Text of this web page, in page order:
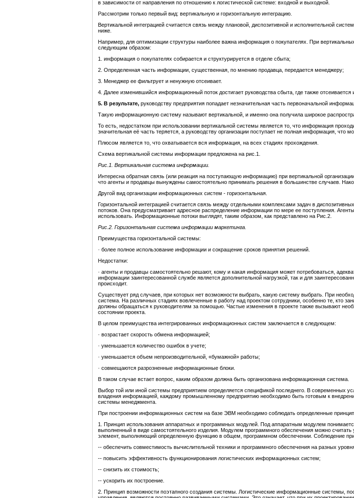
в зависимости от направления по отношению к логистической системе: входной и выходной.
Рассмотрим только первый вид: вертикальную и горизонтальную интеграцию.
Вертикальной интеграцией считается связь между плановой, диспозитивной и исполнительной
ниже.
Например, для оптимизации структуры наиболее важна информация о покупателях. При
следующим образом:
1. информация о покупателях собирается и структурируется в отделе сбыта;
2. Определенная часть информации, существенная, по мнению продавца, передается менеджеру;
3. Менеджер ее фильтрует и ненужную отсеивает.
4. Далее изменившийся информационный поток достигает руководства сбыта, где также
5. В результате, руководству предприятия попадает незначительная часть первоначальной
Такую информационную систему называют вертикальной, и именно она получила широкое
То есть, недостатком при использовании вертикальной системы является то, что информация
значительная её часть теряется, а руководству организации поступает не полная информация, что
Плюсом является то, что охватывается вся информация, на всех стадиях прохождения.
Схема вертикальной системы информации предложена на рис.1.
Рис.1. Вертикальная система информации
Интересна обратная связь (или реакция на поступающую информацию) при вертикальной
что агенты и продавцы вынуждены самостоятельно принимать решения в большинстве случаев.
Другой вид организации информационных систем - горизонтальная.
Горизонтальной интеграцией считается связь между отдельными комплексами задач в
потоков. Она предусматривает адресное распределение информации по мере ее поступления.
использовать. Информационные потоки выглядят, таким образом, как представлено на Рис.2.
Рис.2. Горизонтальная система информации маркетинга.
Преимущества горизонтальной системы:
· более полное использование информации и сокращение сроков принятия решений.
Недостатки:
· агенты и продавцы самостоятельно решают, кому и какая информация может потребоваться,
информации заинтересованной службе является дополнительной нагрузкой, так и для
происходит.
Существует ряд случаев, при которых нет возможности выбрать, какую систему выбрать. При
система. На различных стадиях вовлеченные в работу над проектом сотрудники, особенно те, кто
должны обращаться к руководителям за помощью. Частые изменения в проекте также вызывают
состоянии проекта.
В целом преимущества интегрированных информационных систем заключается в следующем:
· возрастает скорость обмена информацией;
· уменьшается количество ошибок в учете;
· уменьшается объем непроизводительной, «бумажной» работы;
· совмещаются разрозненные информационные блоки.
В таком случае встает вопрос, каким образом должна быть организована информационная система.
Выбор той или иной системы предприятием определяется спецификой последнего. В современных
владения информацией, каждому промышленному предприятию необходимо быть готовым к
системы менеджмента.
При построении информационных систем на базе ЭВМ необходимо соблюдать определенные
1. Принцип использования аппаратных и программных модулей. Под аппаратным модулем
выполненный в виде самостоятельного изделия. Модулем программного обеспечения можно
элемент, выполняющий определенную функцию в общем, программном обеспечении. Соблюдение
-- обеспечить совместимость вычислительной техники и программного обеспечения на разных
-- повысить эффективность функционирования логистических информационных систем;
-- снизить их стоимость;
-- ускорить их построение.
2. Принцип возможности поэтапного создания системы. Логистические информационные системы,